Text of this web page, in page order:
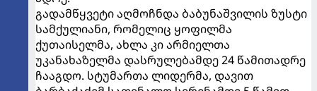
გადამწყვეტი აღმოჩნდა ბაბუნაშვილის ზუსტი
სამქულიანი, რომელიც ყოფილმა
ქუთაისელმა, ახლა კი არმიელთა
უკანახაზელმა დასრულებამდე 24 წამითადრე
ჩააგდო. სტუმართა ლიდერმა, დავით